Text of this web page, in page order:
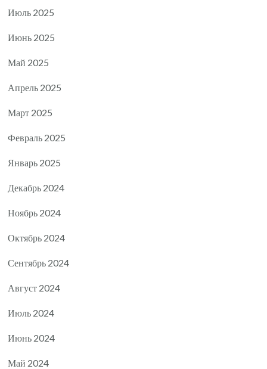
Июль 2025
Июнь 2025
Май 2025
Апрель 2025
Март 2025
Февраль 2025
Январь 2025
Декабрь 2024
Ноябрь 2024
Октябрь 2024
Сентябрь 2024
Август 2024
Июль 2024
Июнь 2024
Май 2024